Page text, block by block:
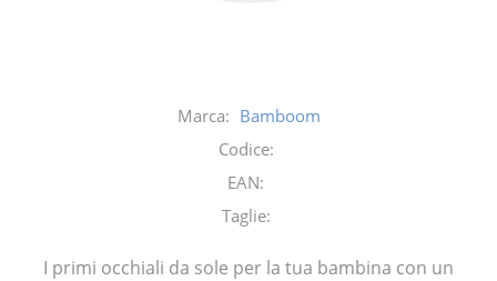
Marca: Bamboom
Codice:
EAN:
Taglie:
I primi occhiali da sole per la tua bambina con un